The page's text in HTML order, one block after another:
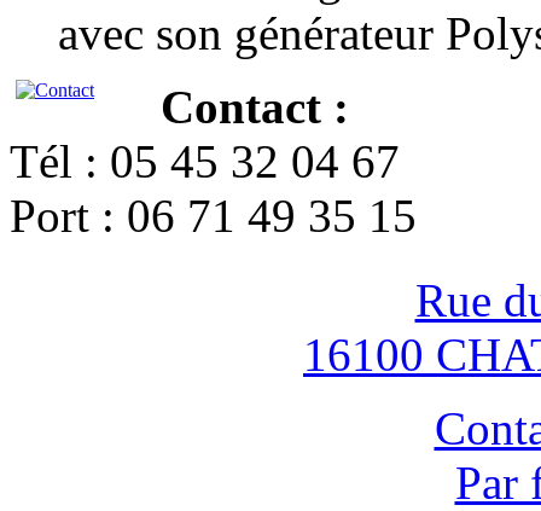
avec son générateur
Contact :
Tél : 05 45 32 04 67
Port : 06 71 49 35 15
Rue
16100
Par